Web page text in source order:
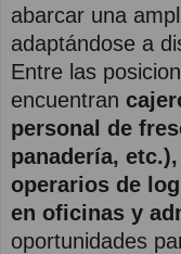
abarcar una
adaptándose a
Entre las
encuentran
personal de
panadería,
operarios de
en oficinas y
oportunidades